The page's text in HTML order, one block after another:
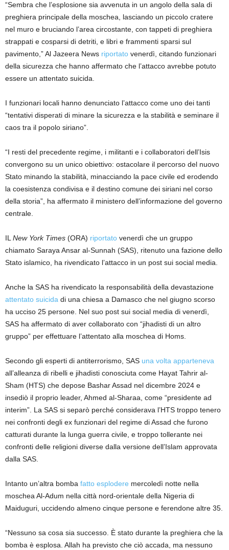
“Sembra che l’esplosione sia avvenuta in un angolo della sala di
preghiera principale della moschea, lasciando un piccolo cratere
nel muro e bruciando l’area circostante, con tappeti di preghiera
strappati e cosparsi di detriti, e libri e frammenti sparsi sul
pavimento,” Al Jazeera News riportato venerdì, citando funzionari
della sicurezza che hanno affermato che l’attacco avrebbe potuto
essere un attentato suicida.
I funzionari locali hanno denunciato l’attacco come uno dei tanti
“tentativi disperati di minare la sicurezza e la stabilità e seminare il
caos tra il popolo siriano”.
“I resti del precedente regime, i militanti e i collaboratori dell’Isis
convergono su un unico obiettivo: ostacolare il percorso del nuovo
Stato minando la stabilità, minacciando la pace civile ed erodendo
la coesistenza condivisa e il destino comune dei siriani nel corso
della storia”, ha affermato il ministero dell’informazione del governo
centrale.
IL New York Times (ORA) riportato venerdì che un gruppo
chiamato Saraya Ansar al-Sunnah (SAS), ritenuto una fazione dello
Stato islamico, ha rivendicato l’attacco in un post sui social media.
Anche la SAS ha rivendicato la responsabilità della devastazione
attentato suicida di una chiesa a Damasco che nel giugno scorso
ha ucciso 25 persone. Nel suo post sui social media di venerdì,
SAS ha affermato di aver collaborato con “jihadisti di un altro
gruppo” per effettuare l’attentato alla moschea di Homs.
Secondo gli esperti di antiterrorismo, SAS una volta apparteneva
all’alleanza di ribelli e jihadisti conosciuta come Hayat Tahrir al-
Sham (HTS) che depose Bashar Assad nel dicembre 2024 e
insediò il proprio leader, Ahmed al-Sharaa, come “presidente ad
interim”. La SAS si separò perché considerava l’HTS troppo tenero
nei confronti degli ex funzionari del regime di Assad che furono
catturati durante la lunga guerra civile, e troppo tollerante nei
confronti delle religioni diverse dalla versione dell’Islam approvata
dalla SAS.
Intanto un’altra bomba fatto esplodere mercoledì notte nella
moschea Al-Adum nella città nord-orientale della Nigeria di
Maiduguri, uccidendo almeno cinque persone e ferendone altre 35.
“Nessuno sa cosa sia successo. È stato durante la preghiera che la
bomba è esplosa. Allah ha previsto che ciò accada, ma nessuno